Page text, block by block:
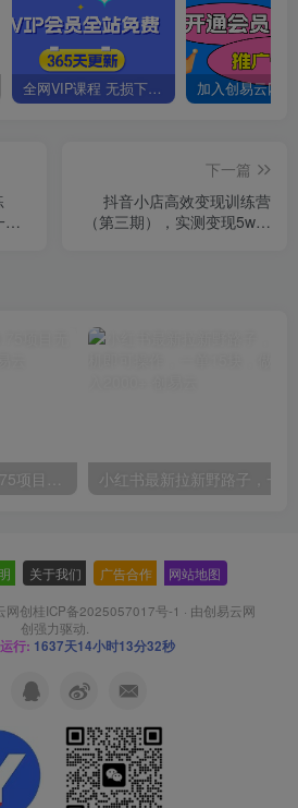
全网VIP课程 无损下载~
部
下一篇
抖音小店高效变现训练营
（第三期），实测变现5w，
无限接码撸红包单号0.75项目无偿分享给你【揭秘】
关于我们 广告合作 网站地图
网创桂ICP备2025057017号-1 · 由创易云网
创强力驱动.
行: 1637天14小时13分33秒